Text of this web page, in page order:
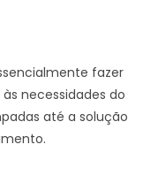
fazer
necessidades do
até a solução